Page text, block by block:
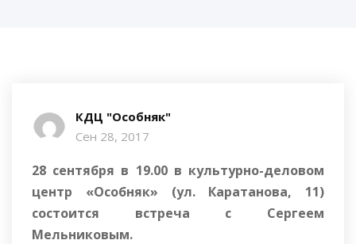
КДЦ "Особняк"
Сен 28, 2017
28 сентября в 19.00 в культурно-деловом
центр «Особняк» (ул. Каратанова, 11)
состоится встреча с Сергеем
Мельниковым.